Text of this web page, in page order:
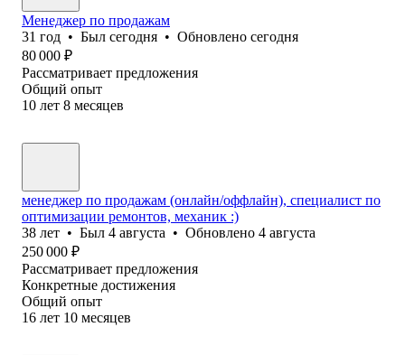
Менеджер по продажам
31 год • Был сегодня • Обновлено сегодня
80 000 ₽
Рассматривает предложения
Общий опыт
10 лет 8 месяцев
менеджер по продажам (онлайн/оффлайн), специалист по
оптимизации ремонтов, механик :)
38 лет • Был 4 августа • Обновлено 4 августа
250 000 ₽
Рассматривает предложения
Конкретные достижения
Общий опыт
16 лет 10 месяцев